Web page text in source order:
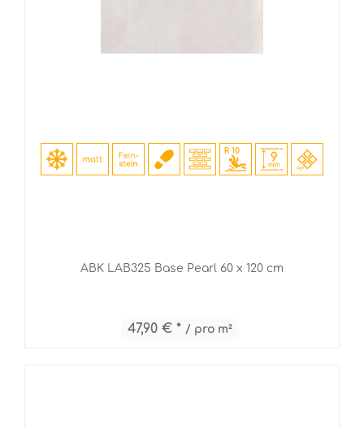
ABK LAB325 Base Pearl 60 x 120 cm
47,90 € * / pro m²